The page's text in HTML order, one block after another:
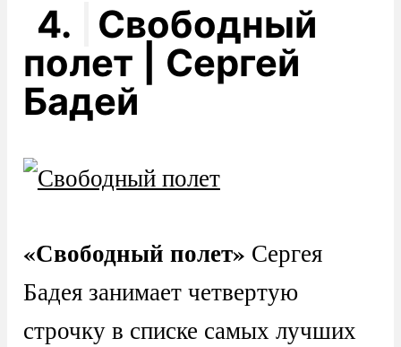
4.
Свободный
полет | Сергей
Бадей
«Свободный полет» Сергея
Бадея занимает четвертую
строчку в списке самых лучших